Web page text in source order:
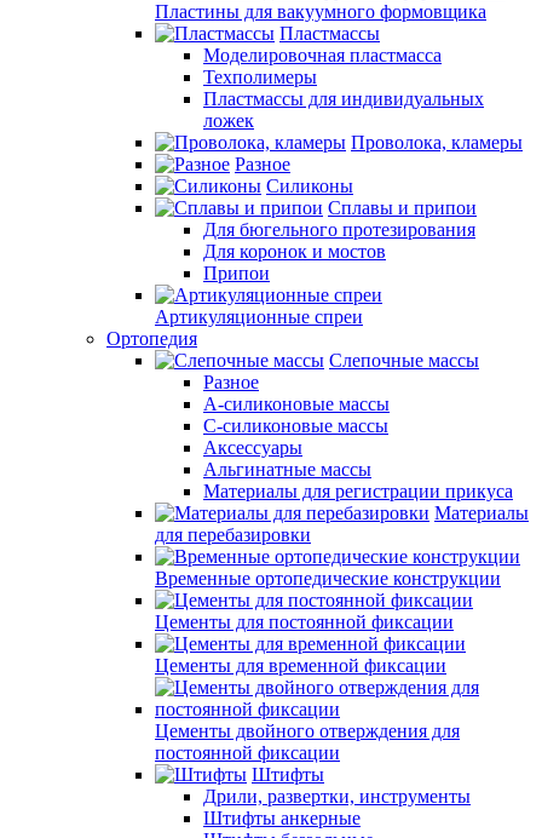
Пластины для вакуумного формовщика
Пластмассы
Моделировочная пластмасса
Техполимеры
Пластмассы для индивидуальных
ложек
Проволока, кламеры
Разное
Силиконы
Сплавы и припои
Для бюгельного протезирования
Для коронок и мостов
Припои
Артикуляционные спреи
Ортопедия
Слепочные массы
Разное
А-силиконовые массы
С-силиконовые массы
Аксессуары
Альгинатные массы
Материалы для регистрации прикуса
Материалы
для перебазировки
Временные ортопедические конструкции
Цементы для постоянной фиксации
Цементы для временной фиксации
Цементы двойного отверждения для
постоянной фиксации
Штифты
Дрили, развертки, инструменты
Штифты анкерные